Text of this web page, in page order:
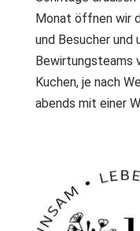
Monat öffnen wir
und Besucher und
Bewirtungsteams
Kuchen, je nach
abends mit einer